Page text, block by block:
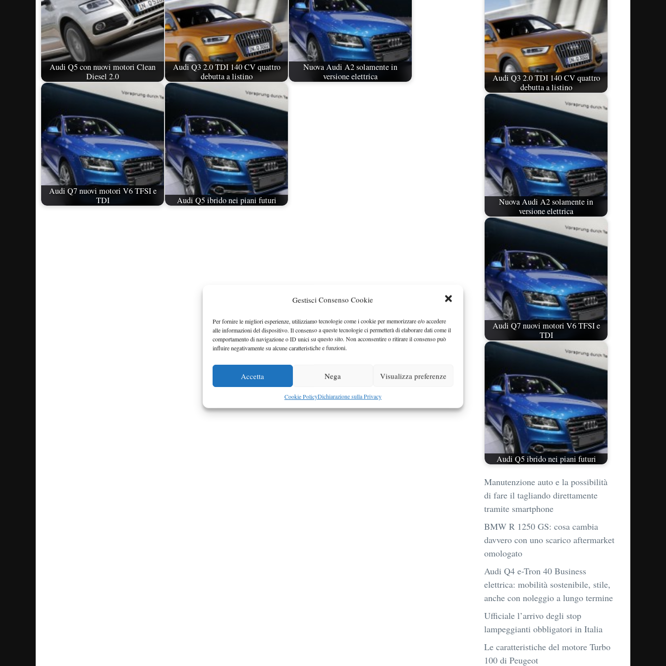
Gestisci Consenso Cookie
Per fornire le migliori esperienze, utilizziamo tecnologie come i cookie per memorizzare e/o accedere
alle informazioni del dispositivo. Il consenso a queste tecnologie ci permetterà di elaborare dati come il
comportamento di navigazione o ID unici su questo sito. Non acconsentire o ritirare il consenso può
influire negativamente su alcune caratteristiche e funzioni.
Accetta Nega Visualizza preferenze
Cookie PolicyDichiarazione sulla Privacy
Audi Q5 con nuovi motori Clean
Diesel 2.0
Audi Q3 2.0 TDI 140 CV quattro
debutta a listino
Nuova Audi A2 solamente in
versione elettrica
Audi Q7 nuovi motori V6 TFSI e
TDI
Audi Q5 ibrido nei piani futuri
Audi Q3 2.0 TDI 140 CV quattro
debutta a listino
Nuova Audi A2 solamente in
versione elettrica
Audi Q7 nuovi motori V6 TFSI e
TDI
Audi Q5 ibrido nei piani futuri
Manutenzione auto e la possibilità
di fare il tagliando direttamente
tramite smartphone
BMW R 1250 GS: cosa cambia
davvero con uno scarico aftermarket
omologato
Audi Q4 e-Tron 40 Business
elettrica: mobilità sostenibile, stile,
anche con noleggio a lungo termine
Ufficiale l’arrivo degli stop
lampeggianti obbligatori in Italia
Le caratteristiche del motore Turbo
100 di Peugeot